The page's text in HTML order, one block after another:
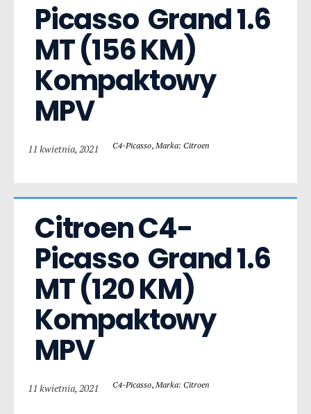
Picasso  Grand 1.6
MT (156 KM)
Kompaktowy
MPV
11 kwietnia, 2021 C4-Picasso, Marka: Citroen
Citroen C4-
Picasso  Grand 1.6
MT (120 KM)
Kompaktowy
MPV
11 kwietnia, 2021 C4-Picasso, Marka: Citroen